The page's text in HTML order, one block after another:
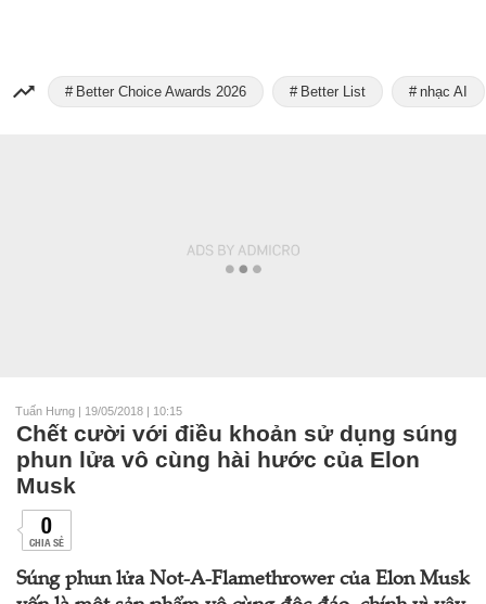
Better Choice Awards 2026 Better List nhạc AI
Tuấn Hưng | 19/05/2018 | 10:15
Chết cười với điều khoản sử dụng súng
phun lửa vô cùng hài hước của Elon
Musk
0
CHIA SẺ
Súng phun lửa Not-A-Flamethrower của Elon Musk